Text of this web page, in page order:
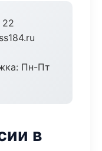
22
Пн-Пт
в